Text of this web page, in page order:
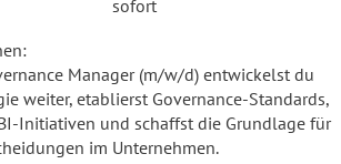
sofort
Manager (m/w/d) entwickelst du
weiter, etablierst Governance-Standards,
Initiativen und schaffst die Grundlage für
im Unternehmen.